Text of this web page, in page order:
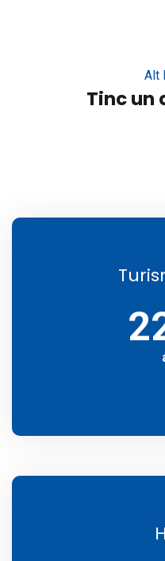
Alt
Tinc un